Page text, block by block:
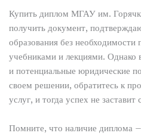
Купить диплом МГАУ им.
получить документ,
образования без необходимости
учебниками и лекциями. Однако
и потенциальные юридические
своем решении, обратитесь к
услуг, и тогда успех не заставит
Помните, что наличие диплома –